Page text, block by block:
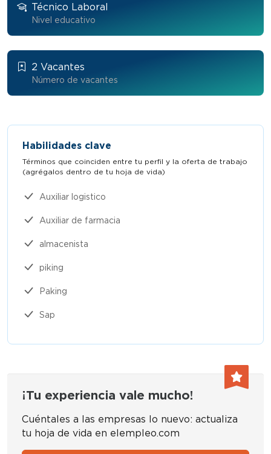
Técnico Laboral
Nivel educativo
2 Vacantes
Número de vacantes
Habilidades clave
Términos que coinciden entre tu perfil y la oferta de trabajo
(agrégalos dentro de tu hoja de vida)​
Auxiliar logistico
Auxiliar de farmacia
almacenista
piking
Paking
Sap
¡Tu experiencia vale mucho!
Cuéntales a las empresas lo nuevo: actualiza
tu hoja de vida en elempleo.com